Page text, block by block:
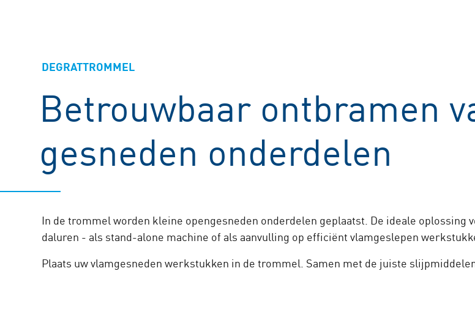
DEGRATTROMMEL
Betrouwbaar ontbramen
gesneden onderdelen
In de trommel worden kleine opengesneden onderdelen geplaatst. De ideale
daluren - als stand-alone machine of als aanvulling op efficiënt vlamgeslepen
Plaats uw vlamgesneden werkstukken in de trommel. Samen met de juiste